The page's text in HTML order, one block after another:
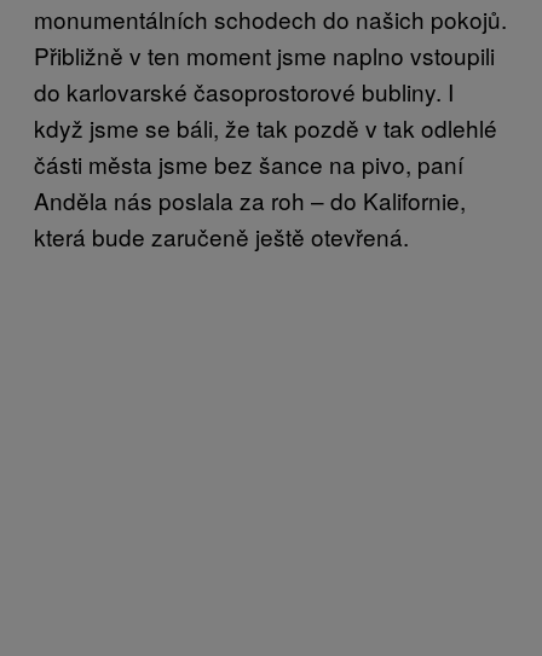
monumentálních schodech do našich pokojů.
Přibližně v ten moment jsme naplno vstoupili
do karlovarské časoprostorové bubliny. I
když jsme se báli, že tak pozdě v tak odlehlé
části města jsme bez šance na pivo, paní
Anděla nás poslala za roh – do Kalifornie,
která bude zaručeně ještě otevřená.